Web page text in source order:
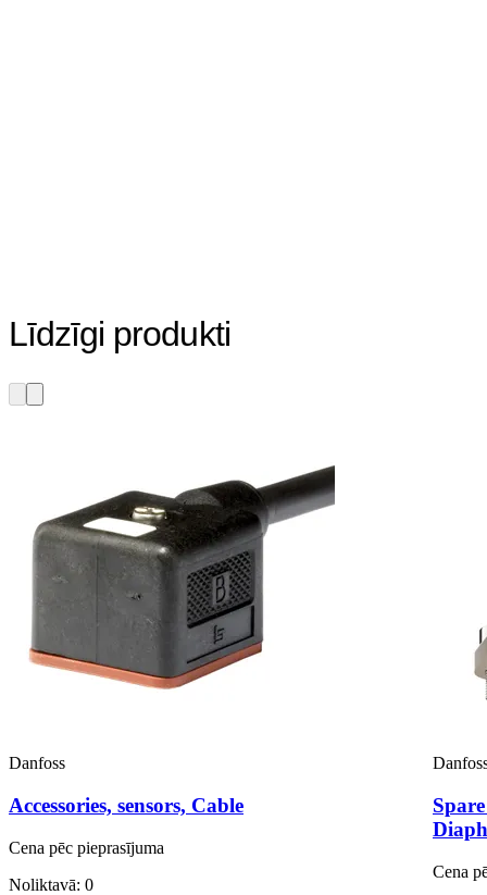
Līdzīgi produkti
Danfoss
Accessories, sensors, Cable
Cena pēc pieprasījuma
Noliktavā: 0
Cena